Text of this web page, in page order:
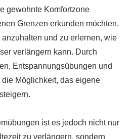
gewohnte Komfortzone
Grenzen erkunden möchten.
anzuhalten und zu erlernen, wie
verlängern kann. Durch
Entspannungsübungen und
Möglichkeit, das eigene
ist es jedoch nicht nur
zu verlängern, sondern